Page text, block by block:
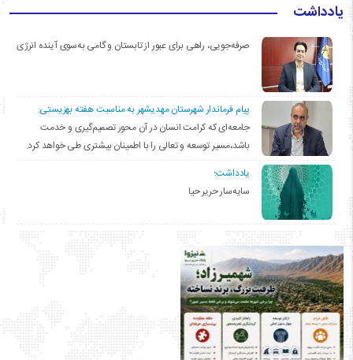
یادداشت
صرفه‌جویی، راهی برای عبور از تابستان و گامی به‌سوی آینده انرژی
پیام فرماندار شهرستان مهدیشهر به مناسبت هفته بهزیستی:
جامعه‌ای که کرامت انسان در آن محور تصمیم‌گیری و خدمت
باشد،مسیر توسعه و تعالی را با اطمینان بیشتری طی خواهد کرد.
یادداشت؛
سایه‌سار حریر حیا